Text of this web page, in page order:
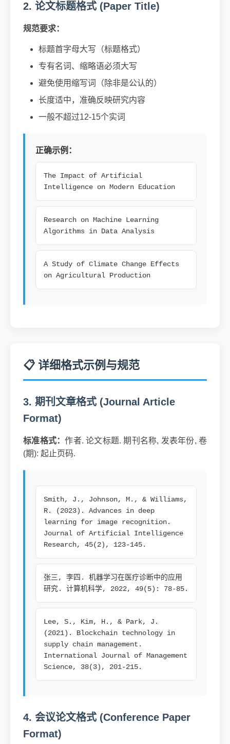
2. 论文标题格式 (Paper Title)
规范要求：
标题首字母大写（标题格式）
专有名词、缩略语必须大写
避免使用缩写词（除非是公认的）
长度适中，准确反映研究内容
一般不超过12-15个实词
正确示例：
The Impact of Artificial
Intelligence on Modern Education
Research on Machine Learning
Algorithms in Data Analysis
A Study of Climate Change Effects
on Agricultural Production
📋 详细格式示例与规范
3. 期刊文章格式 (Journal Article
Format)
标准格式：作者. 论文标题. 期刊名称, 发表年份, 卷
(期): 起止页码.
Smith, J., Johnson, M., & Williams,
R. (2023). Advances in deep
learning for image recognition.
Journal of Artificial Intelligence
Research, 45(2), 123-145.
张三, 李四. 机器学习在医疗诊断中的应用
研究. 计算机科学, 2022, 49(5): 78-85.
Lee, S., Kim, H., & Park, J.
(2021). Blockchain technology in
supply chain management.
International Journal of Management
Science, 38(3), 201-215.
4. 会议论文格式 (Conference Paper
Format)